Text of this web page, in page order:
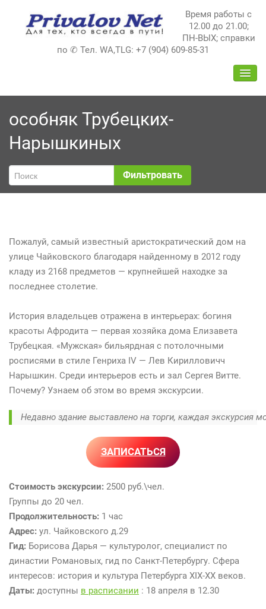
содержимому
Время работы с
12.00 до 21.00;
ПН-ВЫХ; справки
по ✆ Тел. WA,TLG: +7 (904) 609-85-31
особняк Трубецких-
Нарышкиных
Фильтровать
Пожалуй, самый известный аристократический дом на
улице Чайковского благодаря найденному в 2012 году
кладу из 2168 предметов — крупнейшей находке за
последнее столетие.
История владельцев отражена в интерьерах: богиня
красоты Афродита — первая хозяйка дома Елизавета
Трубецкая. «Мужская» бильярдная с потолочными
росписями в стиле Генриха IV — Лев Кирилловичч
Нарышкин. Среди интерьеров есть и зал Сергея Витте.
Почему? Узнаем об этом во время экскурсии.
Недавно здание выставлено на торги, каждая экскурсия
ЗАПИСАТЬСЯ
Стоимость экскурсии: 2500 руб.\чел.
Группы до 20 чел.
Продолжительность: 1 час
Адрес: ул. Чайковского д.29
Гид: Борисова Дарья — культуролог, специалист по
династии Романовых, гид по Санкт-Петербургу. Сфера
интересов: история и культура Петербурга XIX-XX веков.
Даты: доступны в расписании : 18 апреля в 12.30